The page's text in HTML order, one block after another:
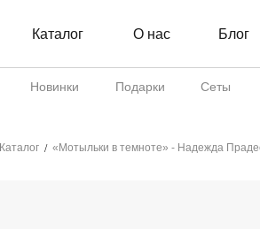
Каталог О нас Блог
Новинки Подарки Сеты
Каталог / «Мотыльки в темноте» - Надежда